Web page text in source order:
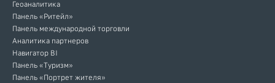
Геоаналитика
Панель «Ритейл»
Панель международной торговли
Аналитика партнеров
Навигатор BI
Панель «Туризм»
Панель «Портрет жителя»